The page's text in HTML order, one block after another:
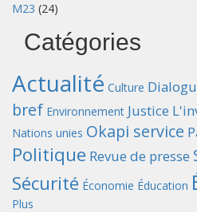
M23 (24)
Catégories
Actualité Culture
bref Environnement Justice
Nations unies Okapi service
Politique Revue de presse
Sécurité Économie Éducation
Plus